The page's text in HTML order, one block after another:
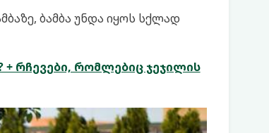
ბამბა უნდა იყოს სქლად
რჩევები, რომლებიც ჯეჯილის